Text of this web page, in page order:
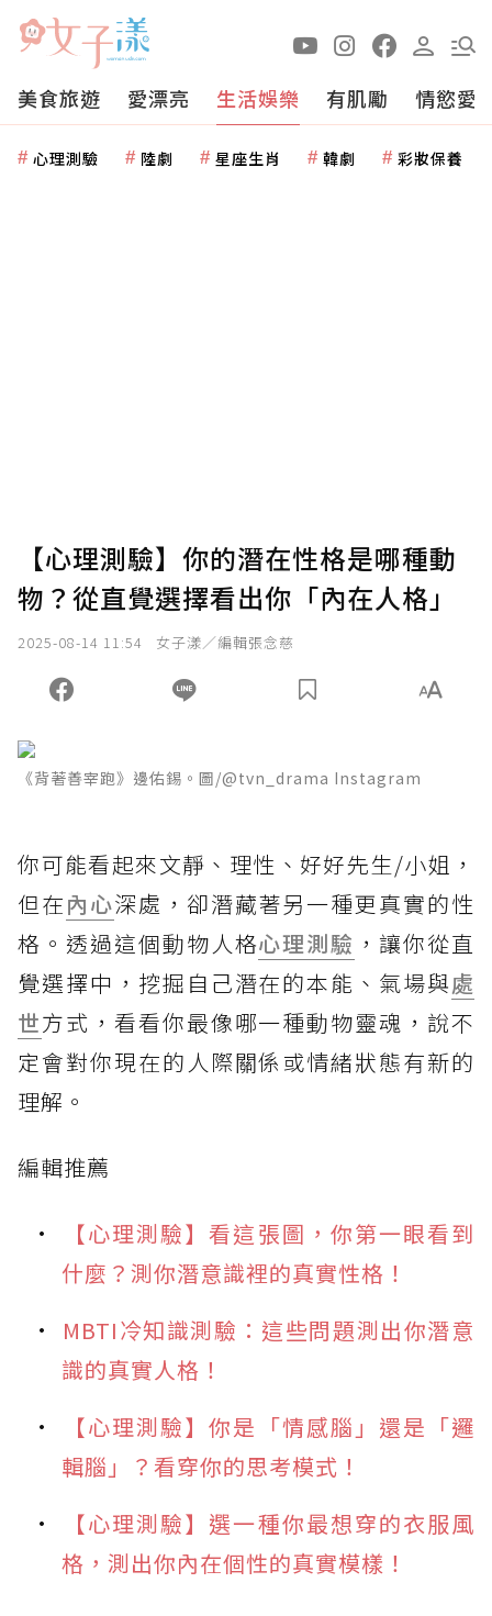
美食旅遊 愛漂亮 生活娛樂 有肌勵 情慾愛
心理測驗 陸劇 星座生肖 韓劇 彩妝保養
【心理測驗】你的潛在性格是哪種動
物？從直覺選擇看出你「內在人格」
2025-08-14 11:54 女子漾／編輯張念慈
《背著善宰跑》邊佑錫。圖/@tvn_drama Instagram
你可能看起來文靜、理性、好好先生/小姐，
但在內心深處，卻潛藏著另一種更真實的性
格。透過這個動物人格心理測驗 ，讓你從直
覺選擇中，挖掘自己潛在的本能、氣場與處
世方式，看看你最像哪一種動物靈魂，說不
定會對你現在的人際關係或情緒狀態有新的
理解。
編輯推薦
【心理測驗】看這張圖，你第一眼看到
什麼？測你潛意識裡的真實性格！
MBTI冷知識測驗：這些問題測出你潛意
識的真實人格！
【心理測驗】你是「情感腦」還是「邏
輯腦」？看穿你的思考模式！
【心理測驗】選一種你最想穿的衣服風
格，測出你內在個性的真實模樣！